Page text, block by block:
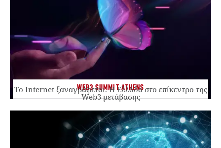
WEB3 SUMMIT ATHENS
Το Internet ξαναγράφεται. Η Ελλάδα στο επίκεντρο της
Web3 μετάβασης